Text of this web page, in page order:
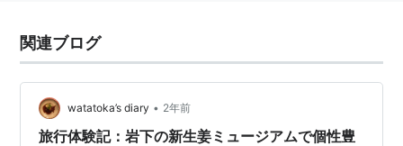
関連ブログ
watatoka’s diary • 2年前
旅行体験記：岩下の新生姜ミュージアムで個性豊